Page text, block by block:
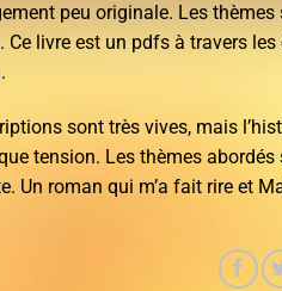
peu originale. Les
Ce livre est un pdfs à travers
sont très vives, mais
tension. Les thèmes
Un roman qui m’a fait rire et